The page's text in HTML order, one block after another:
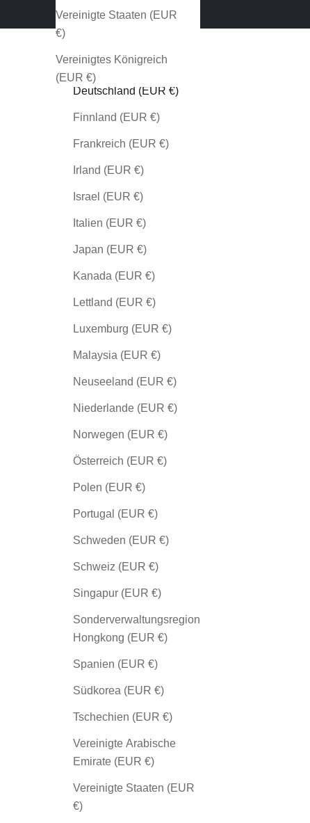
Vereinigte Staaten (EUR
€)
Vereinigtes Königreich
(EUR €)
Australien (EUR €)
Dänemark (EUR €)
Deutschland (EUR €)
Finnland (EUR €)
Frankreich (EUR €)
Irland (EUR €)
Israel (EUR €)
Italien (EUR €)
Japan (EUR €)
Kanada (EUR €)
Lettland (EUR €)
Luxemburg (EUR €)
Malaysia (EUR €)
Neuseeland (EUR €)
Niederlande (EUR €)
Norwegen (EUR €)
Österreich (EUR €)
Polen (EUR €)
Portugal (EUR €)
Schweden (EUR €)
Schweiz (EUR €)
Singapur (EUR €)
Sonderverwaltungsregion
Hongkong (EUR €)
Spanien (EUR €)
Südkorea (EUR €)
Tschechien (EUR €)
Vereinigte Arabische
Emirate (EUR €)
Vereinigte Staaten (EUR
€)
Deutsch